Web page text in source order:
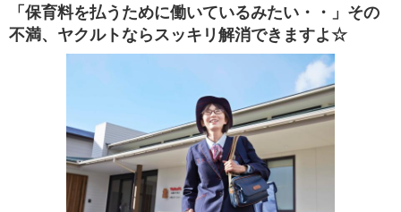
「保育料を払うために働いているみたい・・」その
不満、ヤクルトならスッキリ解消できますよ☆